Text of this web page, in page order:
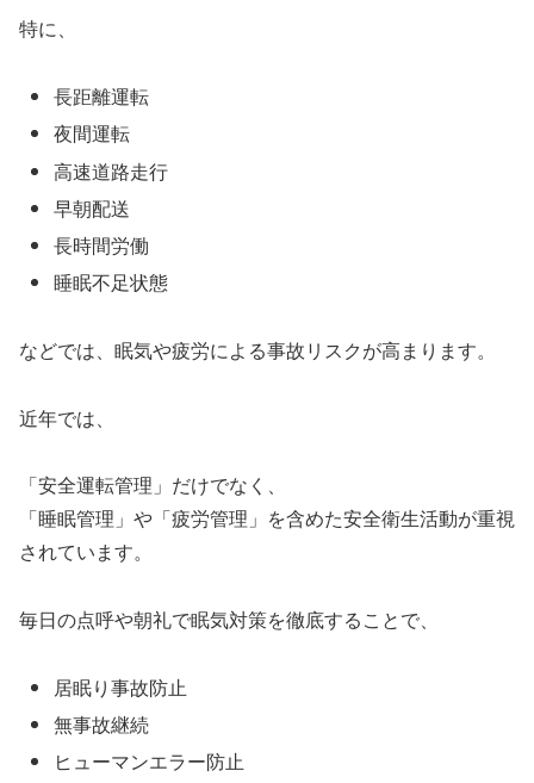
特に、
長距離運転
夜間運転
高速道路走行
早朝配送
長時間労働
睡眠不足状態
などでは、眠気や疲労による事故リスクが高まります。
近年では、
「安全運転管理」だけでなく、
「睡眠管理」や「疲労管理」を含めた安全衛生活動が重視
されています。
毎日の点呼や朝礼で眠気対策を徹底することで、
居眠り事故防止
無事故継続
ヒューマンエラー防止